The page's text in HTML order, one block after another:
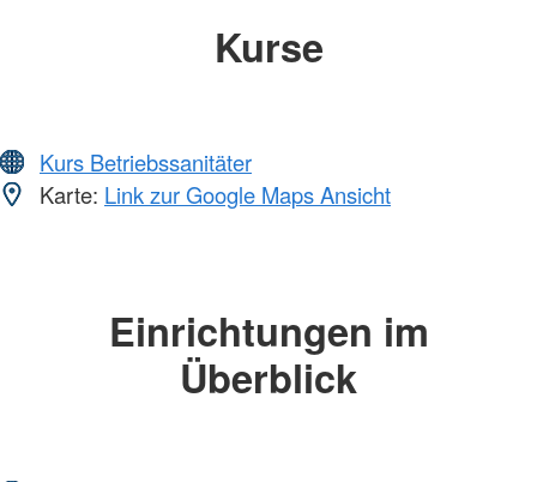
Kurse
Kurs Betriebssanitäter
Karte: Link zur Google Maps Ansicht
Einrichtungen im
Überblick